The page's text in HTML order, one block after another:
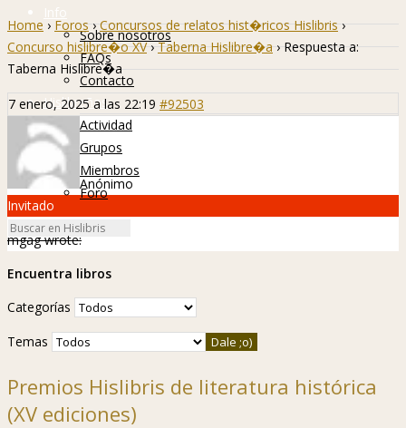
Info
Sobre nosotros
FAQs
Contacto
Hislibreños
Actividad
Grupos
Miembros
Foro
Home › Foros › Concursos de relatos hist�ricos Hislibris ›
Concurso hislibre�o XV › Taberna Hislibre�a › Respuesta a:
Taberna Hislibre�a
7 enero, 2025 a las 22:19 #92503
Anónimo
Invitado
mgag wrote:
Encuentra libros
Categorías
Temas
Premios Hislibris de literatura histórica
(XV ediciones)